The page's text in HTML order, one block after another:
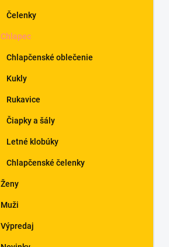
Čelenky
Chlapec
Chlapčenské oblečenie
Kukly
Rukavice
Čiapky a šály
Letné klobúky
Chlapčenské čelenky
Ženy
Muži
Výpredaj